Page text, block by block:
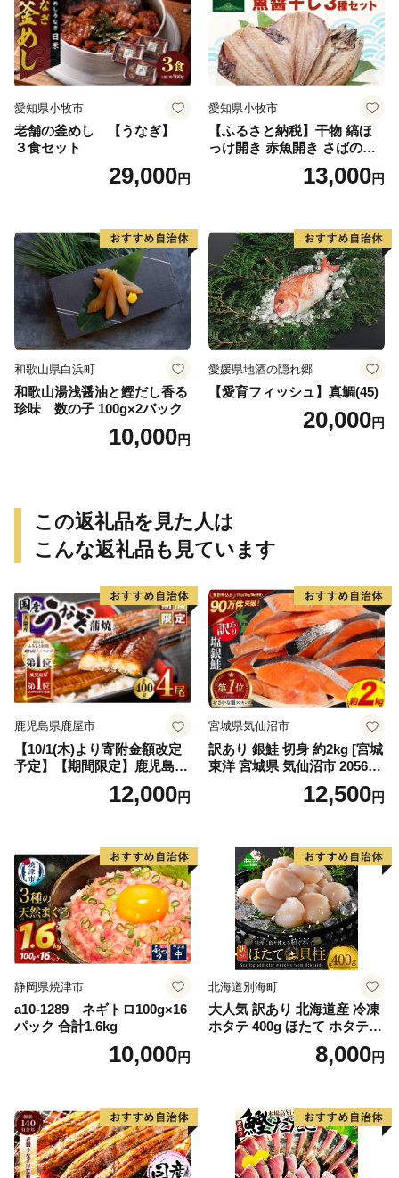
愛知県小牧市
老舗の釜めし 【うなぎ】
３食セット
29,000円
愛知県小牧市
【ふるさと納税】干物 縞ほ
っけ開き 赤魚開き さばの開
き 魚醤干し 3種 セット 詰め
合わせ 魚 おかず 肉厚 おいし
取り寄せグルメ 魚醤 ナンプ
ラー 愛知県 小牧市 冷凍 送料
無料
13,000円
和歌山県白浜町
和歌山湯浅醤油と鰹だし香る
珍味 数の子 100g×2パック
10,000円
愛媛県地酒の隠れ郷
【愛育フィッシュ】真鯛(45)
20,000円
この返礼品を見た人は
こんな返礼品も見ています
鹿児島県鹿屋市
【10/1(木)より寄附金額改定
予定】【期間限定】鹿児島県
大隅産うなぎ蒲焼4尾（400
g） KN007-02312,000円
宮城県気仙沼市
訳あり 銀鮭 切身 約2kg [宮城
東洋 宮城県 気仙沼市 205649
91] 鮭 魚介類 海鮮 訳アリ 規
格外 不揃い さけ サケ 鮭切身
切り身 魚 わけあり
12,500円
静岡県焼津市
a10-1289 ネギトロ100g×16
パック 合計1.6kg
10,000円
北海道別海町
大人気 訳あり 北海道産 冷凍
ホタテ 400g ほたて ホタテ
8,000円